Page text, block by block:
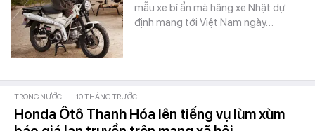
mẫu xe bí ẩn mà hãng xe Nhật dự
định mang tới Việt Nam ngày…
TRONG NƯỚC - 10 THÁNG TRƯỚC
Honda Ôtô Thanh Hóa lên tiếng vụ lùm xùm